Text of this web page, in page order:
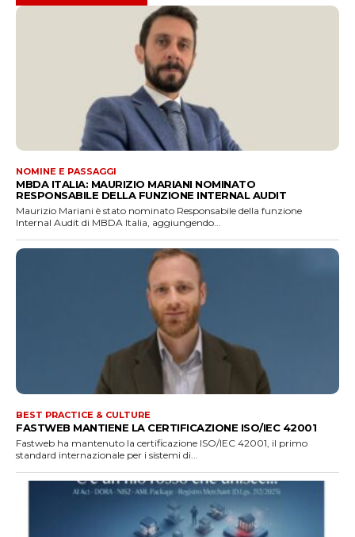
NOMINE E PASSAGGI
MBDA ITALIA: MAURIZIO MARIANI NOMINATO
RESPONSABILE DELLA FUNZIONE INTERNAL AUDIT
Maurizio Mariani è stato nominato Responsabile della funzione
Internal Audit di MBDA Italia, aggiungendo...
BEST PRACTICE & CULTURE
FASTWEB MANTIENE LA CERTIFICAZIONE ISO/IEC 42001
Fastweb ha mantenuto la certificazione ISO/IEC 42001, il primo
standard internazionale per i sistemi di...